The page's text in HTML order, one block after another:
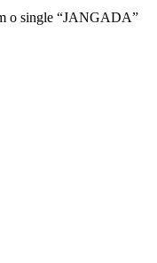
o single “JANGADA”